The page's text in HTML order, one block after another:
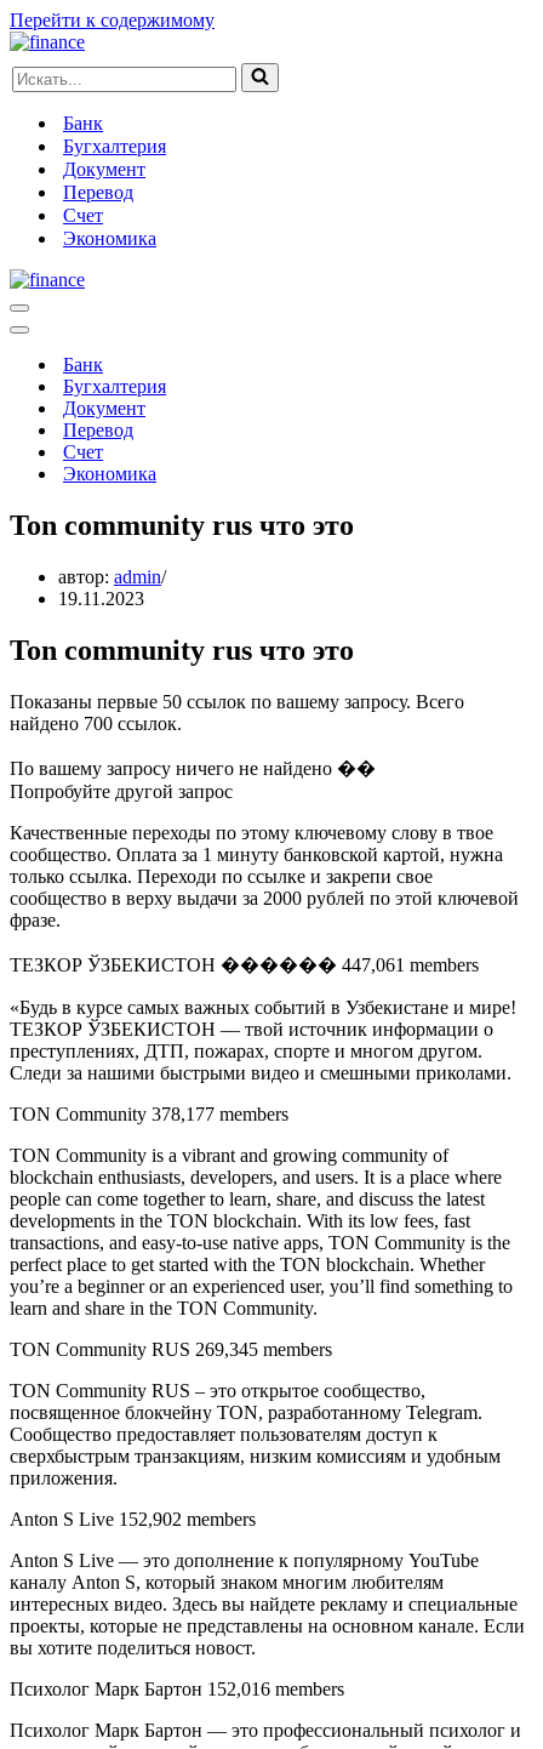
Перейти к содержимому
Искать...
Банк
Бугхалтерия
Документ
Перевод
Счет
Экономика
Меню
навигации
Меню
навигацииБанк
Бугхалтерия
Документ
Перевод
Счет
Экономика
Ton community rus что это
автор: admin
19.11.2023
Ton community rus что это
Показаны первые 50 ссылок по вашему запросу. Всего
найдено 700 ссылок.
По вашему запросу ничего не найдено ��
Попробуйте другой запрос
Качественные переходы по этому ключевому слову в твое
сообщество. Оплата за 1 минуту банковской картой, нужна
только ссылка. Переходи по ссылке и закрепи свое
сообщество в верху выдачи за 2000 рублей по этой ключевой
фразе.
ТЕЗКОР ЎЗБЕКИСТОН ������ 447,061 members
«Будь в курсе самых важных событий в Узбекистане и мире!
ТЕЗКОР ЎЗБЕКИСТОН — твой источник информации о
преступлениях, ДТП, пожарах, спорте и многом другом.
Следи за нашими быстрыми видео и смешными приколами.
TON Community 378,177 members
TON Community is a vibrant and growing community of
blockchain enthusiasts, developers, and users. It is a place where
people can come together to learn, share, and discuss the latest
developments in the TON blockchain. With its low fees, fast
transactions, and easy-to-use native apps, TON Community is the
perfect place to get started with the TON blockchain. Whether
you’re a beginner or an experienced user, you’ll find something to
learn and share in the TON Community.
TON Community RUS 269,345 members
TON Community RUS – это открытое сообщество,
посвященное блокчейну TON, разработанному Telegram.
Сообщество предоставляет пользователям доступ к
сверхбыстрым транзакциям, низким комиссиям и удобным
приложения.
Anton S Live 152,902 members
Anton S Live — это дополнение к популярному YouTube
каналу Anton S, который знаком многим любителям
интересных видео. Здесь вы найдете рекламу и специальные
проекты, которые не представлены на основном канале. Если
вы хотите поделиться новост.
Психолог Марк Бартон 152,016 members
Психолог Марк Бартон — это профессиональный психолог и